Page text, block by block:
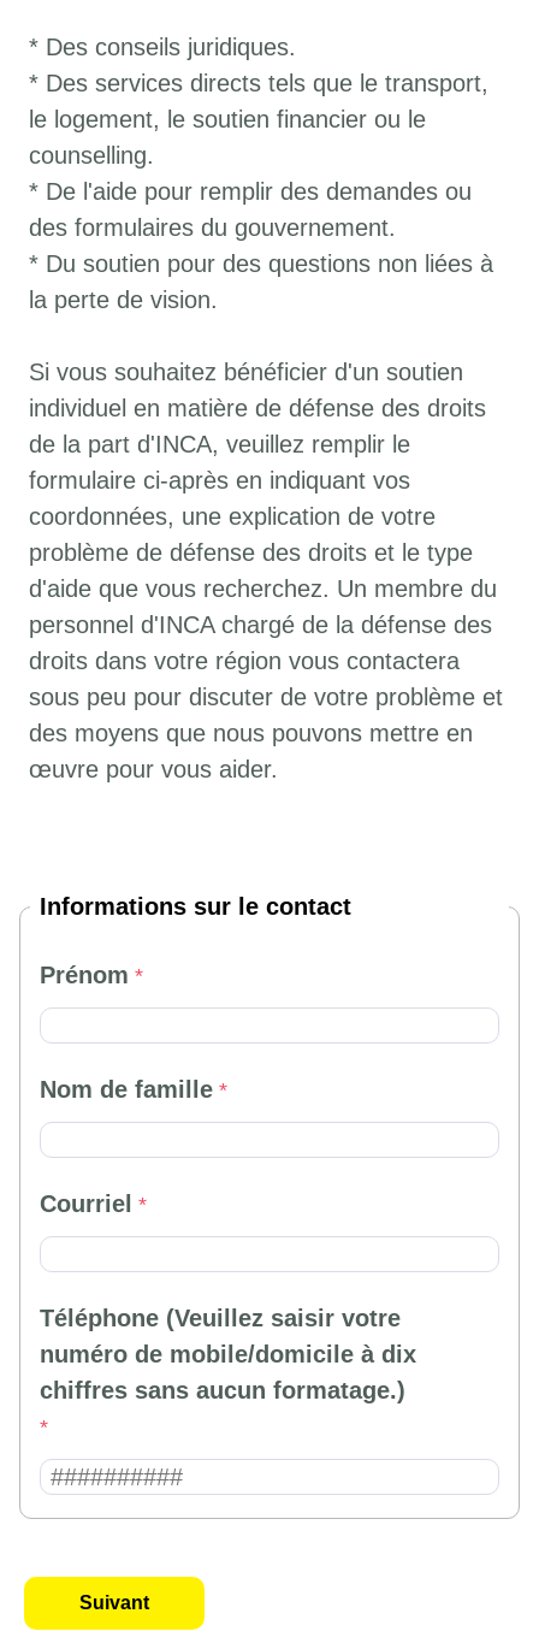
* Des conseils juridiques.
* Des services directs tels que le transport,
le logement, le soutien financier ou le
counselling.
* De l'aide pour remplir des demandes ou
des formulaires du gouvernement.
* Du soutien pour des questions non liées à
la perte de vision.
Si vous souhaitez bénéficier d'un soutien
individuel en matière de défense des droits
de la part d'INCA, veuillez remplir le
formulaire ci-après en indiquant vos
coordonnées, une explication de votre
problème de défense des droits et le type
d'aide que vous recherchez. Un membre du
personnel d'INCA chargé de la défense des
droits dans votre région vous contactera
sous peu pour discuter de votre problème et
des moyens que nous pouvons mettre en
œuvre pour vous aider.
Informations sur le contact
Prénom
Nom de famille
Courriel
Téléphone (Veuillez saisir votre
numéro de mobile/domicile à dix
chiffres sans aucun formatage.)